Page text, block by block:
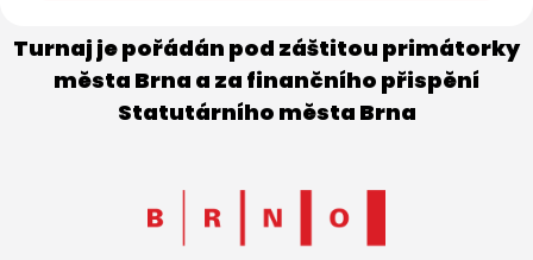
Turnaj je pořádán pod záštitou primátorky
města Brna a za finančního přispění
Statutárního města Brna